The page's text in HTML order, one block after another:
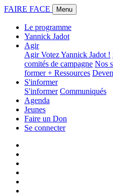
FAIRE FACE Menu
Le programme
Yannick Jadot
Agir
AgirVotez Yannick Jadot !
comités de campagne Nos
former + Ressources
S'informer
S'informer Communiqués
Agenda
Jeunes
Faire un Don
Se connecter